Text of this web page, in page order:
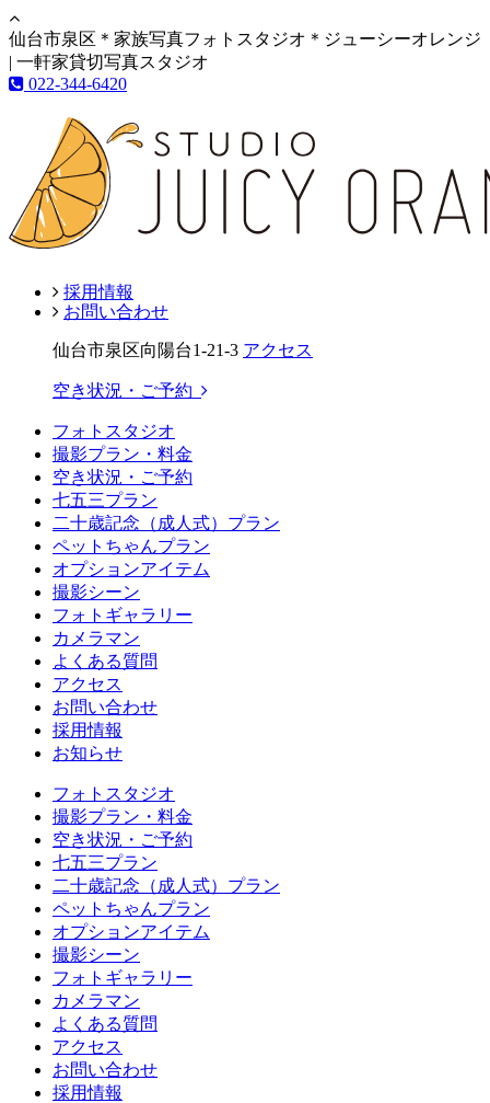
仙台市泉区＊家族写真フォトスタジオ＊ジューシーオレンジ
| 一軒家貸切写真スタジオ
022-344-6420
採用情報
お問い合わせ
仙台市泉区向陽台1-21-3 アクセス
空き状況・ご予約
フォトスタジオ
撮影プラン・料金
空き状況・ご予約
七五三プラン
二十歳記念（成人式）プラン
ペットちゃんプラン
オプションアイテム
撮影シーン
フォトギャラリー
カメラマン
よくある質問
アクセス
お問い合わせ
採用情報
お知らせ
フォトスタジオ
撮影プラン・料金
空き状況・ご予約
七五三プラン
二十歳記念（成人式）プラン
ペットちゃんプラン
オプションアイテム
撮影シーン
フォトギャラリー
カメラマン
よくある質問
アクセス
お問い合わせ
採用情報